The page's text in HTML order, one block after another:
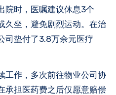
院时，医嘱建议休息3个
久坐，避免剧烈运动。在治
司垫付了3.8万余元医疗
工作，多次前往物业公司协
承担医药费之后仅愿意赔偿